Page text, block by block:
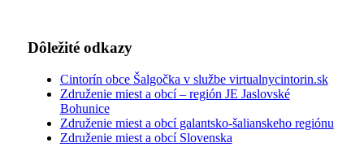
Dôležité odkazy
Cintorín obce Šalgočka v službe virtualnycintorin.sk
Združenie miest a obcí – región JE Jaslovské
Bohunice
Združenie miest a obcí galantsko-šalianskeho regiónu
Združenie miest a obcí Slovenska